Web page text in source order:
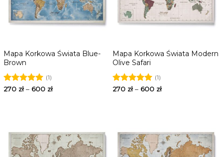
Mapa Korkowa Świata Blue-
Brown
Oceniono
(1)
270 zł– 600 zł
Mapa Korkowa Świata Modern
Olive Safari
Oceniono
(1)
270 zł– 600 zł